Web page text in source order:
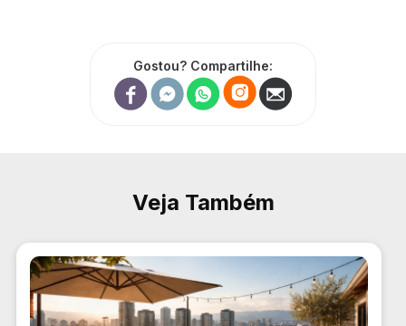
Gostou? Compartilhe:
Veja Também